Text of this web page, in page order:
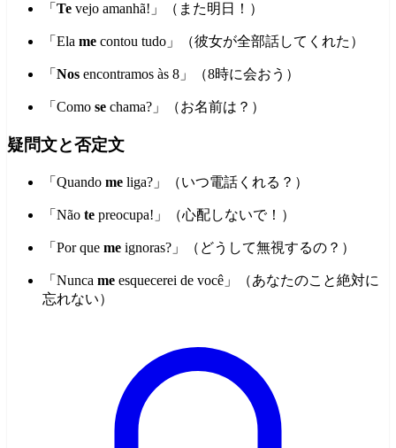
「 Te vejo amanhã!」（また明日！）
「Ela me contou tudo」（彼女が全部話してくれた）
「 Nos encontramos às 8」（8時に会おう）
「Como se chama?」（お名前は？）
疑問文と否定文
「Quando me liga?」（いつ電話くれる？）
「Não te preocupa!」（心配しないで！）
「Por que me ignoras?」（どうして無視するの？）
「Nunca me esquecerei de você」（あなたのこと絶対に
忘れない）